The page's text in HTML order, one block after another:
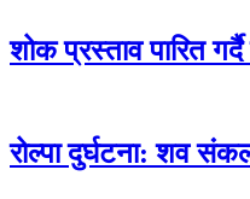
शोक प्रस्ताव पारित
रोल्पा दुर्घटना: शव